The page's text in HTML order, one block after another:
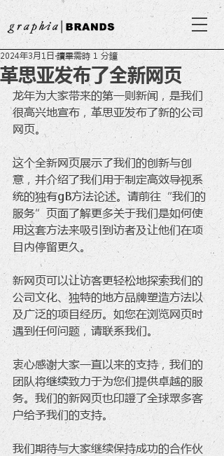
革思亚发布了全新网页
2024年3月1日 讀畢需時 1 分鐘
龙年为大家带来的第一则新闻，是我们
很高兴地宣布，革思亚发布了新的公司
网页。
这个全新网页展示了我们的创新与创
意，并介绍了我们用于制定高效导视系
统的独有gB方法论述。请前往“我们的
服务”页面了解更多关于我们是如何使
用这套方法来吸引到访者及让他们在项
目内停留更久。
新网页可以让访客更轻松地探索我们的
公司文化、独特的地方品牌塑造方法以
及广泛的项目经历。如您在浏览网页时
遇到任何问题，请联系我们。
衷心感谢大家一直以来的支持，我们的
团队将继续致力于为您们提供卓越的服
务。我们的新网页也印證了全球眾多客
户给予我们的支持。
我们期待与大家继续保持成功的合作伙